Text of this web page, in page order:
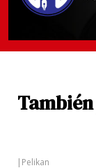
Presentada
| Pelikan